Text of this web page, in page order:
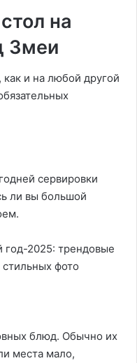
на
Змеи
и на любой другой
сервировки
ли вы большой
блюд. Обычно их
места мало,